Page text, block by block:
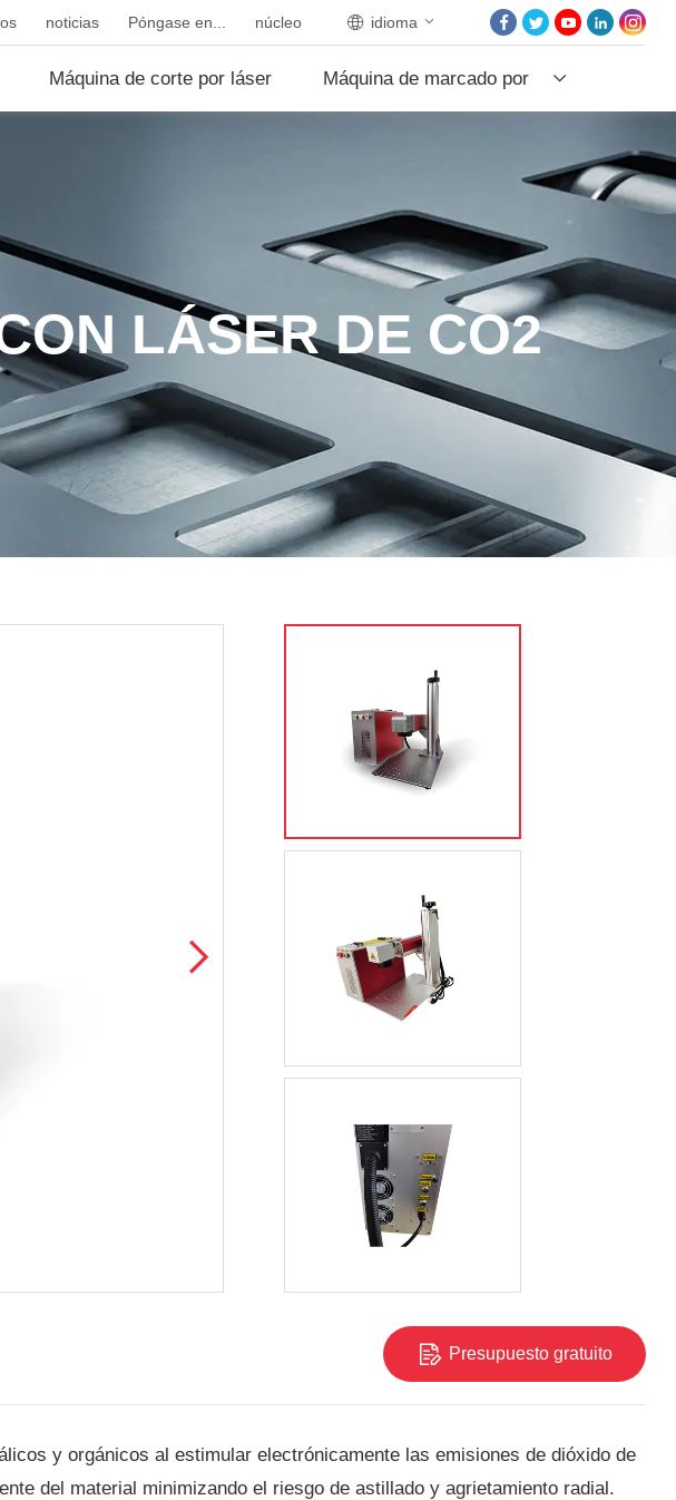
idioma
noticias Póngase en... núcleo
Máquina de corte por láser Máquina de marcado por
INICIO
SOBRE NOSOTROS
PROYECTOS
NOTICIAS
PÓNGASE EN
CON NOSOTROS
NÚCLEO
LÁSER DE CO2
Presupuesto gratuito
y orgánicos al estimular electrónicamente las emisiones de dióxido de
del material minimizando el riesgo de astillado y agrietamiento radial.